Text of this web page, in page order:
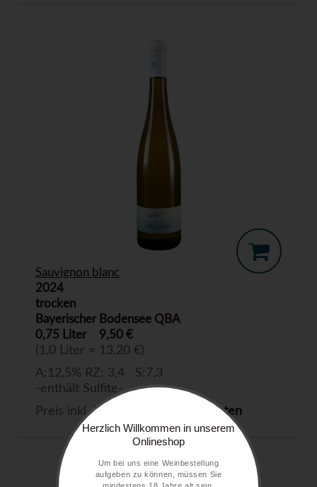
Sauvignon blanc
2024
trocken
Bayerischer Bodensee QBA
0,75 Liter
9,50 €
(1,0 Liter = 13,20 €)
A:12,5% RZ: 3,4 S:7,3
-enthält Sulfite-
Preis inkl. MwSt. zzgl.
Versandkosten
Herzlich Willkommen in unserem
Onlineshop
Um bei uns eine Weinbestellung
aufgeben zu können, müssen Sie